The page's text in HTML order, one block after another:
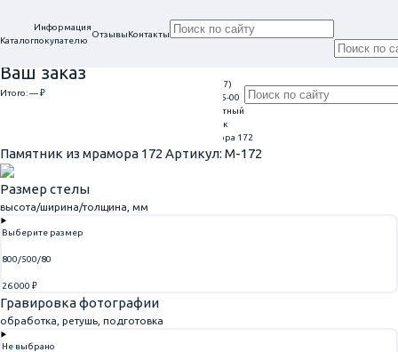
Каталог
Информация
покупателю
ОтзывыКонтакты
Ваш заказ
Итого:— ₽
Проконсультируем
+7 (917)
113-05-00
Обратный
звонок
Памятник из мрамора 172
Памятник из мрамора 172 Артикул: M-172
Размер стелы
высота/ширина/толщина, мм
Выберите размер
800/500/80
26 000 ₽
Гравировка фотографии
обработка, ретушь, подготовка
Не выбрано